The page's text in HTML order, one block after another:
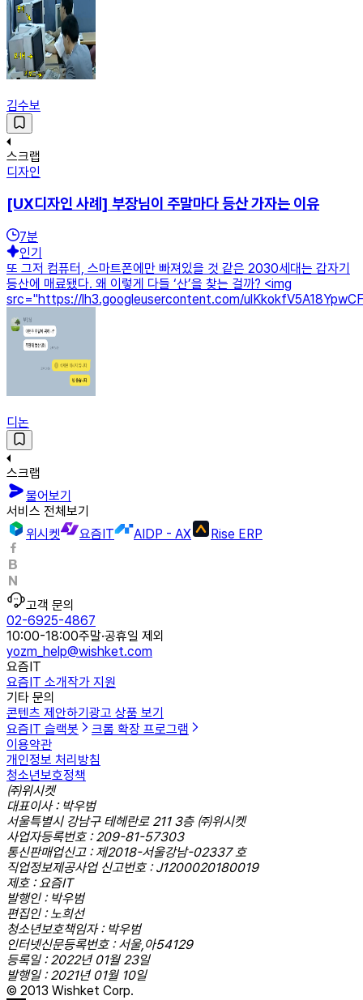
김수보
스크랩
디자인
[UX디자인 사례] 부장님이 주말마다 등산 가자는 이유
7분
인기
또 그저 컴퓨터, 스마트폰에만 빠져있을 것 같은 2030세대는 갑자기
등산에 매료됐다. 왜 이렇게 다들 ‘산’을 찾는 걸까? <img
src="https://lh3.googleusercontent.com/
디논
스크랩
물어보기
서비스 전체보기
위시켓
요즘IT AIDP - AX Rise ERP
고객 문의
02-6925-4867
10:00-18:00주말·공휴일 제외
yozm_help@wishket.com
요즘IT
요즘IT 소개작가 지원
기타 문의
콘텐츠 제안하기 광고 상품 보기
요즘IT 슬랙봇
크롬 확장 프로그램
이용약관
개인정보 처리방침
청소년보호정책
㈜위시켓
대표이사 : 박우범
서울특별시 강남구 테헤란로 211 3층 ㈜위시켓
사업자등록번호 : 209-81-57303
통신판매업신고 : 제2018-서울강남-02337 호
직업정보제공사업 신고번호 : J1200020180019
제호 : 요즘IT
발행인 : 박우범
편집인 : 노희선
청소년보호책임자 : 박우범
인터넷신문등록번호 : 서울,아54129
등록일 : 2022년 01월 23일
발행일 : 2021년 01월 10일
© 2013 Wishket Corp.